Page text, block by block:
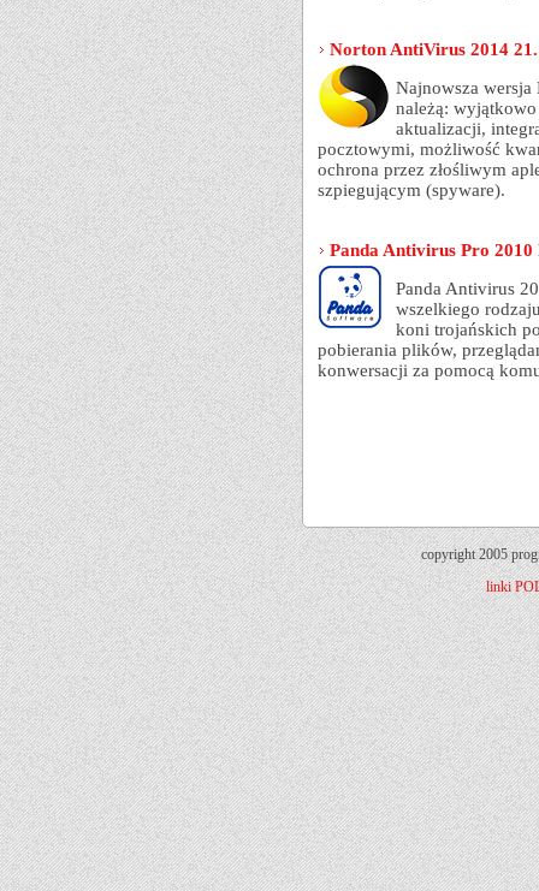
Norton AntiVirus 2014
Najnowsza
należą:
aktualizacji,
pocztowymi, możliwość
ochrona przez złośliwym
szpiegującym (spyware).
Panda Antivirus Pro 2010
Panda Antivirus
wszelkiego
koni trojańskich
pobierania plików,
konwersacji za pomocą
copyright 2005
linki